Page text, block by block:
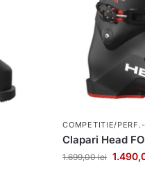
COMPETITIE/
Clapari Head
1.699,00lei